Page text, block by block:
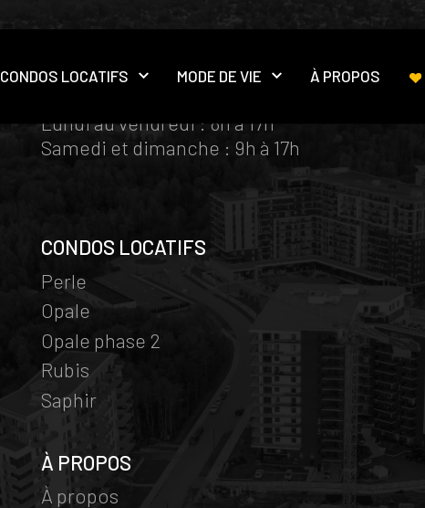
CONDOS LOCATIFS MODE DE VIE À PROPOS
HORAIRE BUREAUX DES VENTES
Lundi au vendredi : 8h à 17h
Samedi et dimanche : 9h à 17h
CONDOS LOCATIFS
Perle
Opale
Opale phase 2
Rubis
Saphir
À PROPOS
À propos